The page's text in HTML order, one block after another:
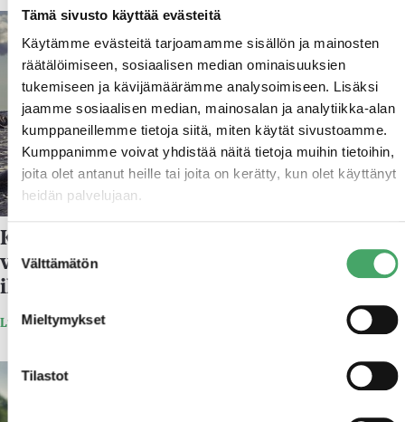
Tämä sivusto käyttää evästeitä
Käytämme evästeitä tarjoamamme sisällön ja mainosten
räätälöimiseen, sosiaalisen median ominaisuuksien
tukemiseen ja kävijämäärämme analysoimiseen. Lisäksi
jaamme sosiaalisen median, mainosalan ja analytiikka-alan
kumppaneillemme tietoja siitä, miten käytät sivustoamme.
Kumppanimme voivat yhdistää näitä tietoja muihin tietoihin,
joita olet antanut heille tai joita on kerätty, kun olet käyttänyt
heidän palvelujaan.
Suostumuksen
valinta
Välttämätön
Mieltymykset
Tilastot
KAS-Telineet Oy:n uusi sääsuojaratkaisu
vähentää sääsuojauksen
ilmastovaikutukset kolmannekseen
Lue lisää
22.1.2020